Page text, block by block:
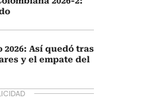
2026: Así quedó tras
y el empate del